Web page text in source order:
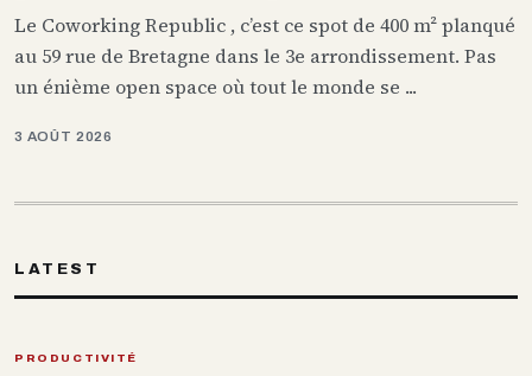
Le Coworking Republic , c’est ce spot de 400 m² planqué
au 59 rue de Bretagne dans le 3e arrondissement. Pas
un énième open space où tout le monde se ...
3 AOÛT 2026
LATEST
PRODUCTIVITÉ